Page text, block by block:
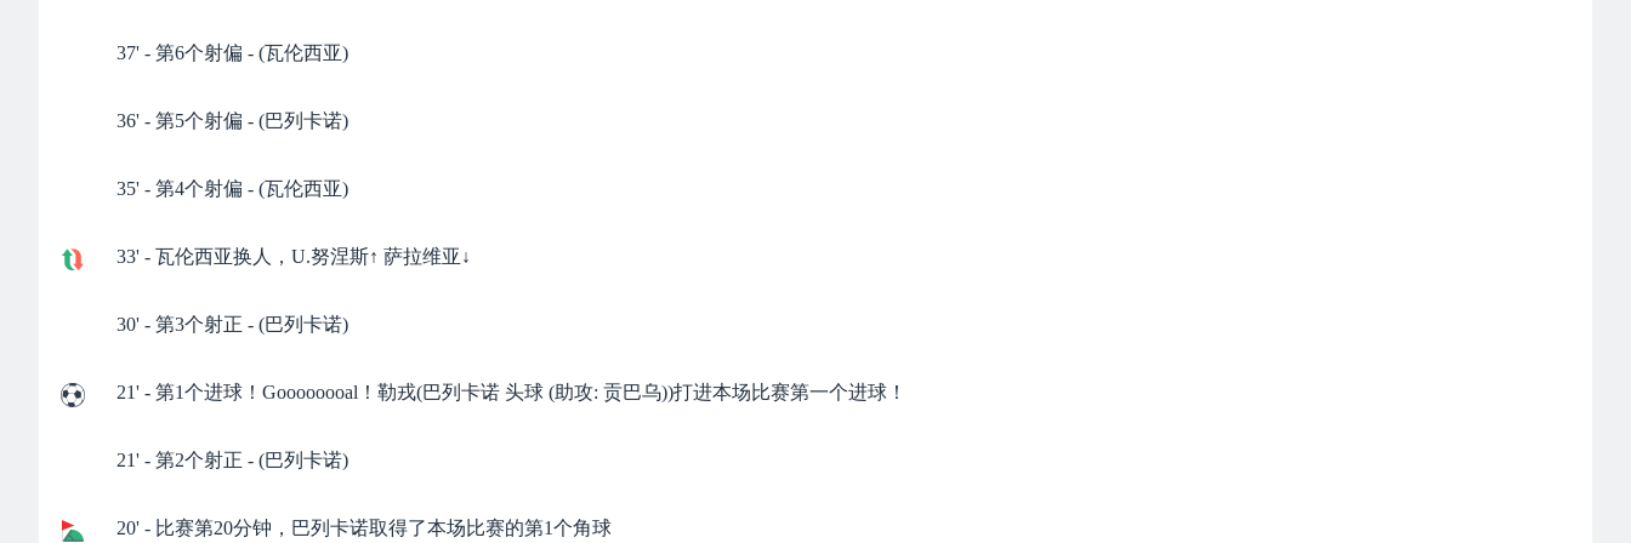
37' - 第6个射偏 - (瓦伦西亚)
36' - 第5个射偏 - (巴列卡诺)
35' - 第4个射偏 - (瓦伦西亚)
33' - 瓦伦西亚换人，U.努涅斯↑ 萨拉维亚↓
30' - 第3个射正 - (巴列卡诺)
21' - 第1个进球！Goooooooal！勒戎(巴列卡诺 头球 (助攻: 贡巴乌))打进本场比赛第一个进球！
21' - 第2个射正 - (巴列卡诺)
20' - 比赛第20分钟，巴列卡诺取得了本场比赛的第1个角球